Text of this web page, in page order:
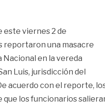
este viernes 2 de
reportaron una masacre
en la vereda
Luis, jurisdicción del
acuerdo con el reporte,
los funcionarios